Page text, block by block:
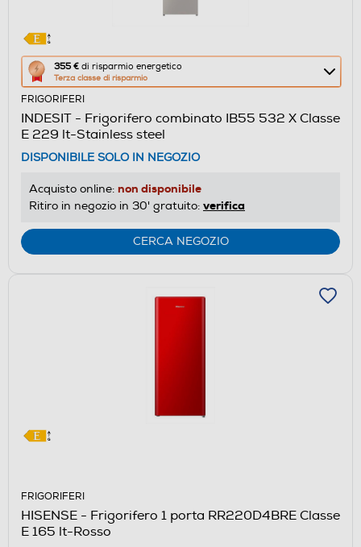
355 € di risparmio energetico
Terza classe di risparmio
Questa
azione
aprirà
il
Calcolatore
di
risparmio
energetico
Youreko.
FRIGORIFERI
INDESIT - Frigorifero combinato IB55 532 X Classe
E 229 lt-Stainless steel
DISPONIBILE SOLO IN NEGOZIO
Acquisto online: non disponibile
Ritiro in negozio in 30' gratuito: verifica
CERCA NEGOZIO
FRIGORIFERI
HISENSE - Frigorifero 1 porta RR220D4BRE Classe
E 165 lt-Rosso